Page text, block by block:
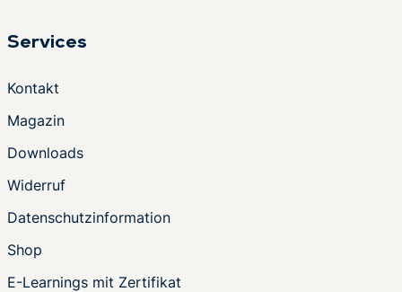
Services
Kontakt
Magazin
Downloads
Widerruf
Datenschutzinformation
Shop
E-Learnings mit Zertifikat